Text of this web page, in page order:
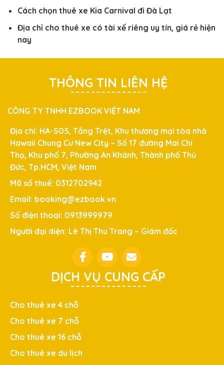
Cách chọn thuê xe Kia Carnival đi Đà Lạt
Địa chỉ cho thuê xe có tài xế riêng uy tín, giá rẻ hiện
nay
THÔNG TIN LIÊN HỆ
CÔNG TY TNHH EZBOOK VIỆT NAM
Địa chỉ: HA-S05, Tầng Trệt, Khu thương mại tòa nhà
Hawaii Chung Cư New City – Số 17 đường Mai Chí
Thọ, Khu phố 7, Phường An Khánh, Thành phố Thủ
Đức, Tp.HCM, Việt Nam
Mã số thuế: 0312702942
Email: booking@ezbook.vn
Số điện thoại: 0913999979
Người đại diện: Lê Thị Thu Trang – Giám đốc
DỊCH VỤ CUNG CẤP
Cho thuê xe 4 chỗ
Cho thuê xe 7 chỗ
Cho thuê xe 16 chỗ
Cho thuê xe du lịch